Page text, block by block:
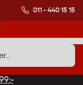
Över 500 000
011 - 440 15 15